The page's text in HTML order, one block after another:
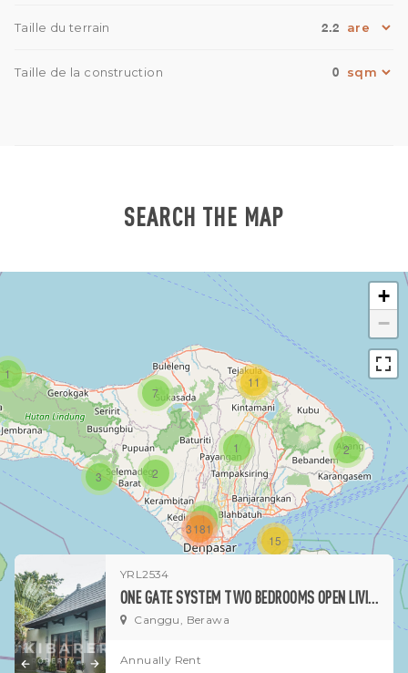
Taille du terrain 2.2
Taille de la construction 0
SEARCH THE MAP
1
1
1
3
7
2
15
11
3181
2
+
−
YRL2534
ONE GATE SYSTEM TWO BEDROOMS OPEN LIVING VILLA SITUATED IN CANGGU
Canggu, Berawa
Annually Rent